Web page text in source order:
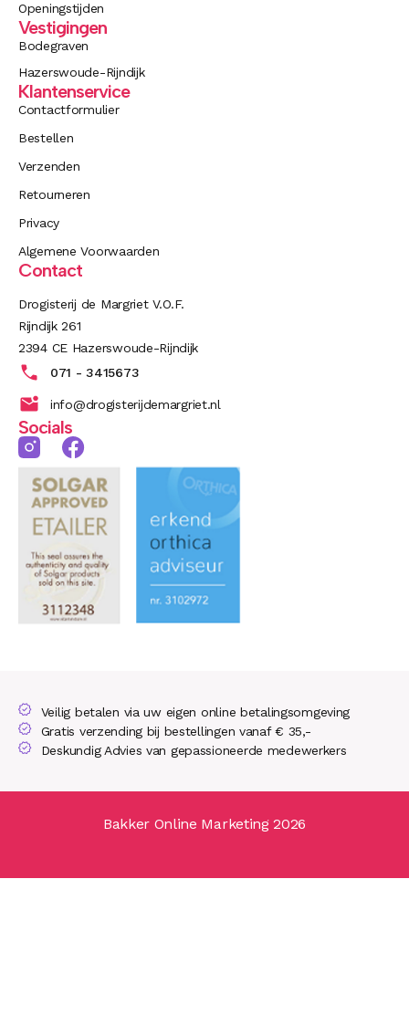
Openingstijden
Vestigingen
Bodegraven
Hazerswoude-Rijndijk
Klantenservice
Contactformulier
Bestellen
Verzenden
Retourneren
Privacy
Algemene Voorwaarden
Contact
Drogisterij de Margriet V.O.F.
Rijndijk 261
2394 CE Hazerswoude-Rijndijk
071 - 3415673
info@drogisterijdemargriet.nl
Socials
Veilig betalen via uw eigen online betalingsomgeving
Gratis verzending bij bestellingen vanaf € 35,-
Deskundig Advies van gepassioneerde medewerkers
Bakker Online Marketing 2026